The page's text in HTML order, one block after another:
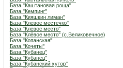
База "Каштановая роща"
База "Кемпинг"
База "Кияшкин лиман"
База "Клевое местечко"
База "Клевое место"
База "Клёвое место" (с.Великовечное)
База "Копанская"
База "Кочеты"
База "Кубанец"
База "Кубанец"
База "Кубанский хутор"